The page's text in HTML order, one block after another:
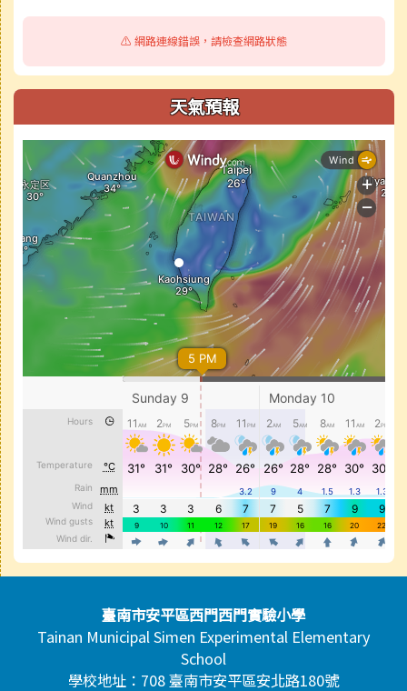
⚠️ 網路連線錯誤，請檢查網路狀態
天氣預報
頁尾區域內容臺南市安平區西門西門實驗小學
Tainan Municipal Simen Experimental Elementary
School
學校地址：708 臺南市安平區安北路180號